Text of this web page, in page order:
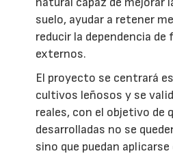
suelo, ayudar a retener
reducir la dependencia
externos.
El proyecto se centrará
cultivos leñosos y se
reales, con el objetivo de
desarrolladas no se
sino que puedan